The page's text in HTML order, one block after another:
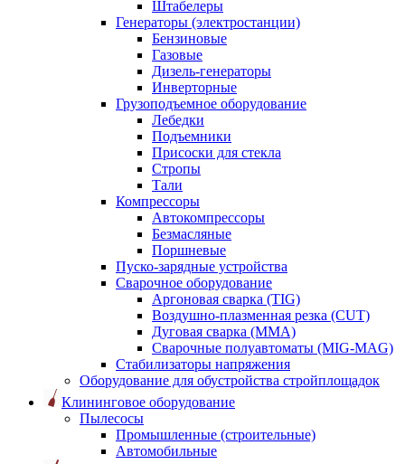
Штабелеры
Генераторы (электростанции)
Бензиновые
Газовые
Дизель-генераторы
Инверторные
Грузоподъемное оборудование
Лебедки
Подъемники
Присоски для стекла
Стропы
Тали
Компрессоры
Автокомпрессоры
Безмасляные
Поршневые
Пуско-зарядные устройства
Сварочное оборудование
Аргоновая сварка (TIG)
Воздушно-плазменная резка (CUT)
Дуговая сварка (ММА)
Сварочные полуавтоматы (MIG-MAG)
Стабилизаторы напряжения
Оборудование для обустройства стройплощадок
Клининговое оборудование
Пылесосы
Промышленные (строительные)
Автомобильные